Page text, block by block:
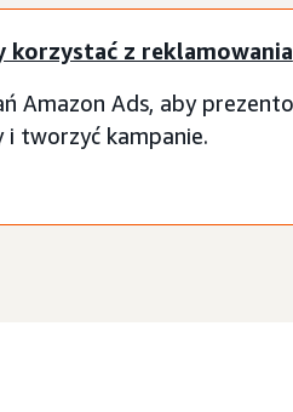
korzystać z reklamowania
Amazon Ads, aby
i tworzyć kampanie.